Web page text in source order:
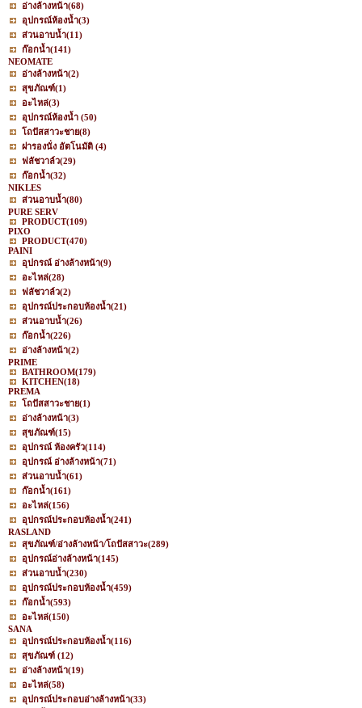
อ่างล้างหน้า(68)
อุปกรณ์ห้องน้ำ(3)
ส่วนอาบน้ำ(11)
ก๊อกน้ำ(141)
NEOMATE
อ่างล้างหน้า(2)
สุขภัณฑ์(1)
อะไหล่(3)
อุปกรณ์ห้องน้ำ (50)
โถปัสสาวะชาย(8)
ฝารองนั่ง อัตโนมัติ (4)
ฟลัชวาล์ว(29)
ก๊อกน้ำ(32)
NIKLES
ส่วนอาบน้ำ(80)
PURE SERV
PRODUCT(109)
PIXO
PRODUCT(470)
PAINI
อุปกรณ์ อ่างล้างหน้า(9)
อะไหล่(28)
ฟลัชวาล์ว(2)
อุปกรณ์ประกอบห้องน้ำ(21)
ส่วนอาบน้ำ(26)
ก๊อกน้ำ(226)
อ่างล้างหน้า(2)
PRIME
BATHROOM(179)
KITCHEN(18)
PREMA
โถปัสสาวะชาย(1)
อ่างล้างหน้า(3)
สุขภัณฑ์(15)
อุปกรณ์ ห้องครัว(114)
อุปกรณ์ อ่างล้างหน้า(71)
ส่วนอาบน้ำ(61)
ก๊อกน้ำ(161)
อะไหล่(156)
อุปกรณ์ประกอบห้องน้ำ(241)
RASLAND
สุขภัณฑ์/อ่างล้างหน้า/โถปัสสาวะ(289)
อุปกรณ์อ่างล้างหน้า(145)
ส่วนอาบน้ำ(230)
อุปกรณ์ประกอบห้องน้ำ(459)
ก๊อกน้ำ(593)
อะไหล่(150)
SANA
อุปกรณ์ประกอบห้องน้ำ(116)
สุขภัณฑ์ (12)
อ่างล้างหน้า(19)
อะไหล่(58)
อุปกรณ์ประกอบอ่างล้างหน้า(33)